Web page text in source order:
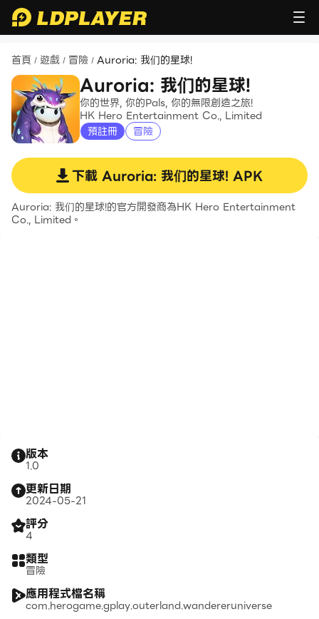
首頁 / 遊戲 / 冒險 / Auroria: 我们的星球!
Auroria: 我们的星球!
你的世界, 你的Pals, 你的無限創造之旅!
HK Hero Entertainment Co., Limited
預註冊
冒險
下載 Auroria: 我们的星球! APK
Auroria: 我们的星球!的官方開發商為HK Hero Entertainment
Co., Limited。
版本
1.0
更新日期
2024-05-21
評分
4
類型
冒險
應用程式檔名稱
com.herogame.gplay.outerland.wandereruniverse